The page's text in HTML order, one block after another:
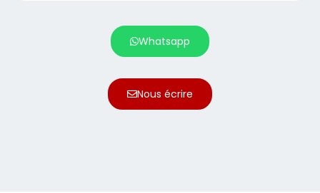
Whatsapp
Nous écrire